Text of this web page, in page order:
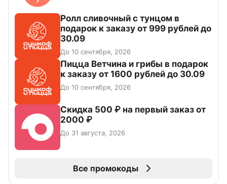
Ролл сливочный с тунцом в
подарок к заказу от 999 рублей до
30.09
До 10 сентября, 2026
Пицца Ветчина и грибы в подарок
к заказу от 1600 рублей до 30.09
До 10 сентября, 2026
Скидка 500 ₽ на первый заказ от
2000 ₽
До 31 августа, 2026
Все промокоды